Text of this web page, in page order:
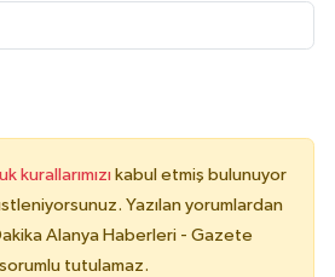
kurallarımızı kabul etmiş bulunuyor
Yazılan yorumlardan
Alanya Haberleri - Gazete
tutulamaz.